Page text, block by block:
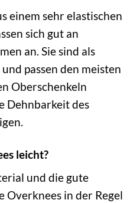
einem sehr elastischen
sich gut an
an. Sie sind als
passen den meisten
Oberschenkeln
Dehnbarkeit des
leicht?
und die gute
Overknees in der Regel